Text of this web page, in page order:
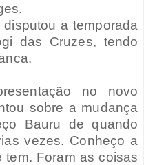
a temporada
das Cruzes, tendo
no novo
sobre a mudança
Bauru de quando
vezes. Conheço a
Foram as coisas